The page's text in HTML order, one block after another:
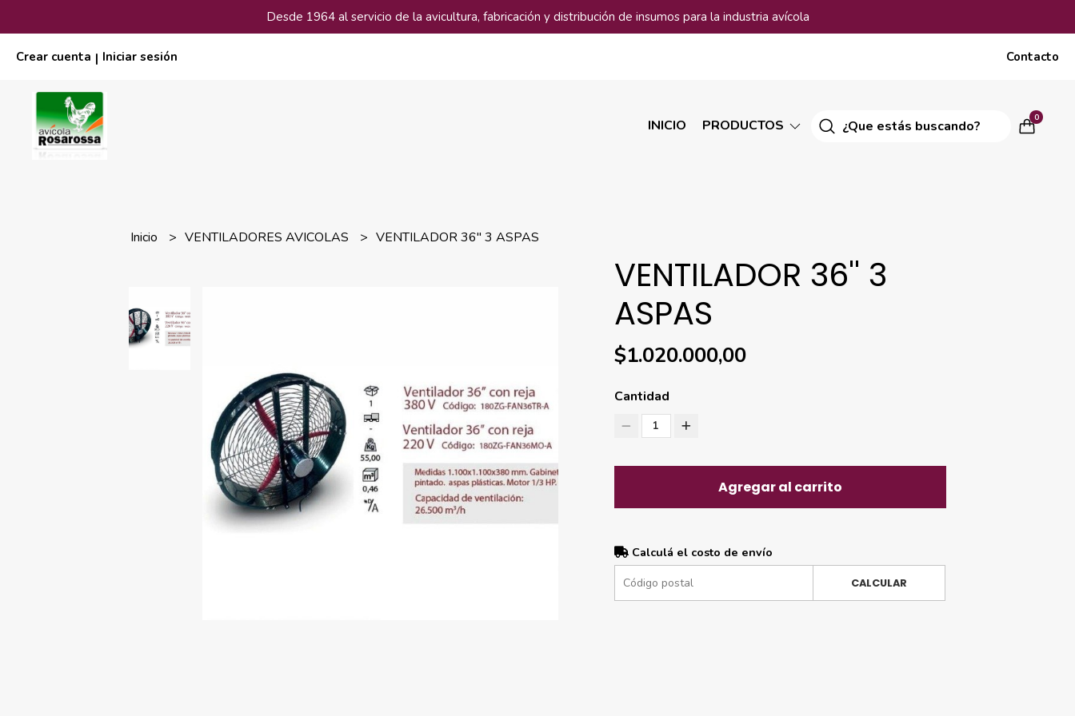
Desde 1964 al servicio de la avicultura, fabricación y distribución de insumos para la industria avícola
Crear cuenta | Iniciar sesión Contacto
INICIO PRODUCTOS 0
Inicio VENTILADORES AVICOLAS VENTILADOR 36'' 3 ASPAS
VENTILADOR 36'' 3
ASPAS
$1.020.000,00
Cantidad
1
Agregar al carrito
Calculá el costo de envío
CALCULAR